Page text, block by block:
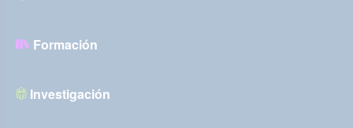
Formación
Investigación